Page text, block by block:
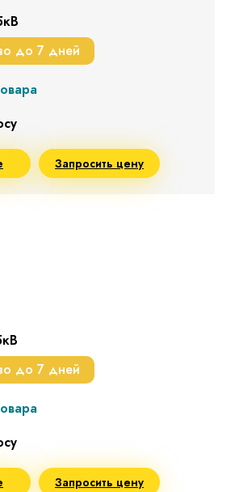
до 7 дней
Запросить цену
до 7 дней
Запросить цену